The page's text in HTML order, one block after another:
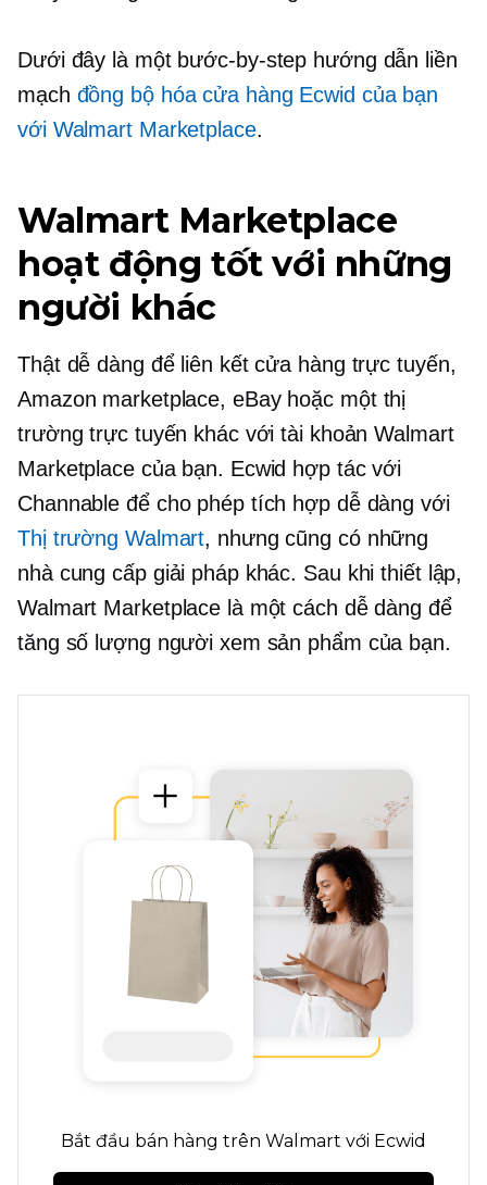
Dưới đây là một bước-by-step hướng dẫn liền
mạch đồng bộ hóa cửa hàng Ecwid của bạn
với Walmart Marketplace.
Walmart Marketplace
hoạt động tốt với những
người khác
Thật dễ dàng để liên kết cửa hàng trực tuyến,
Amazon marketplace, eBay hoặc một thị
trường trực tuyến khác với tài khoản Walmart
Marketplace của bạn. Ecwid hợp tác với
Channable để cho phép tích hợp dễ dàng với
Thị trường Walmart, nhưng cũng có những
nhà cung cấp giải pháp khác. Sau khi thiết lập,
Walmart Marketplace là một cách dễ dàng để
tăng số lượng người xem sản phẩm của bạn.
Bắt đầu bán hàng trên Walmart với Ecwid